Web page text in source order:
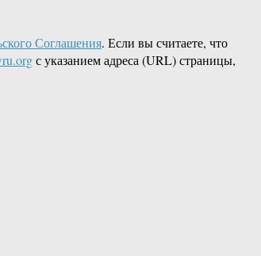
Соглашения. Если вы считаете, что
с указанием адреса (URL) страницы,